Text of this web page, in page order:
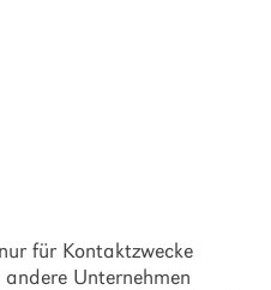
für Kontaktzwecke
Unternehmen